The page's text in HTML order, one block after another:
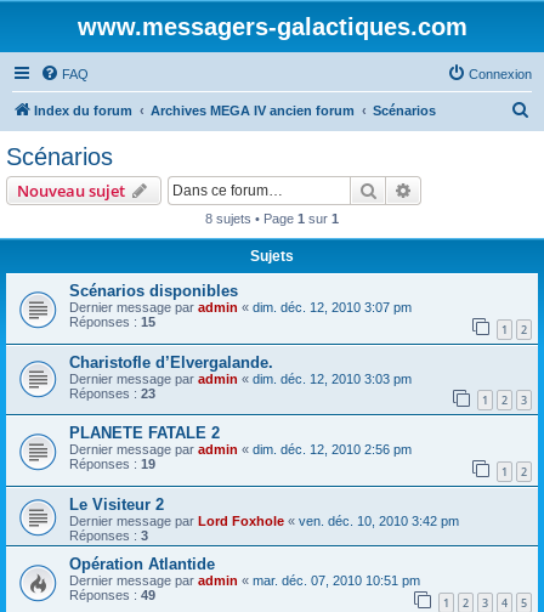
www.messagers-galactiques.com
FAQ Connexion
Index du forum Archives MEGA IV ancien forum Scénarios
e
Scénarios
Nouveau sujet Rechercher
8 sujets • Page 1 sur 1
Sujets
Scénarios disponibles
Dernier message par admin « dim. déc. 12, 2010 3:07 pm
Réponses : 15 1 2
Charistofle d’Elvergalande.
Dernier message par admin « dim. déc. 12, 2010 3:03 pm
Réponses : 23 1 2 3
PLANETE FATALE 2
Dernier message par admin « dim. déc. 12, 2010 2:56 pm
Réponses : 19 1 2
Le Visiteur 2
Dernier message par Lord Foxhole « ven. déc. 10, 2010 3:42 pm
Réponses : 3
Opération Atlantide
Dernier message par admin « mar. déc. 07, 2010 10:51 pm
Réponses : 49 1 2 3 4 5